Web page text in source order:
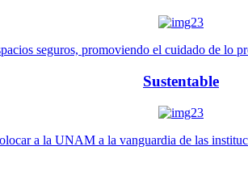
seguros, promoviendo el cuidado de lo
Sustentable
a la UNAM a la vanguardia de las